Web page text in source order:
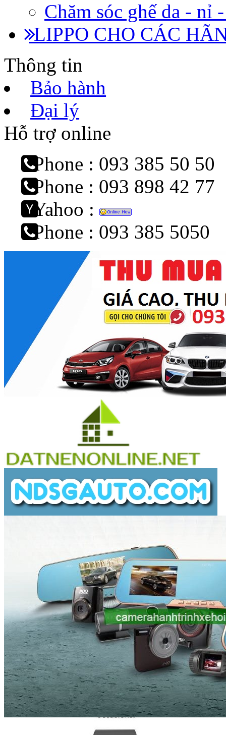
Chăm sóc ghế da - nỉ
LIPPO CHO CÁC
Thông tin
Bảo hành
Đại lý
Hỗ trợ online
Phone : 093 385 50 50
Phone : 093 898 42 77
Yahoo :
Phone : 093 385 5050